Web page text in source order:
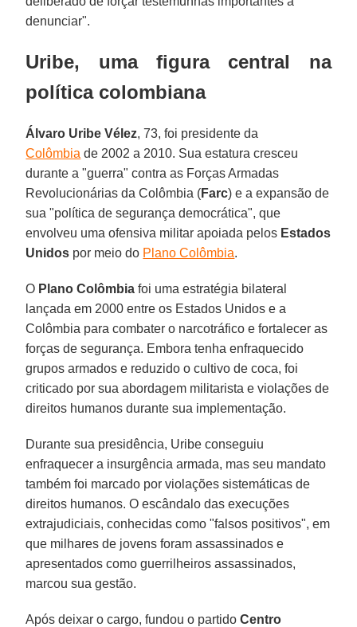
denunciar".
Uribe, uma figura central na
política colombiana
Álvaro Uribe Vélez, 73, foi presidente da
Colômbia de 2002 a 2010. Sua estatura cresceu
durante a "guerra" contra as Forças Armadas
Revolucionárias da Colômbia (Farc) e a expansão de
sua "política de segurança democrática", que
envolveu uma ofensiva militar apoiada pelos Estados
Unidos por meio do Plano Colômbia.
O Plano Colômbia foi uma estratégia bilateral
lançada em 2000 entre os Estados Unidos e a
Colômbia para combater o narcotráfico e fortalecer as
forças de segurança. Embora tenha enfraquecido
grupos armados e reduzido o cultivo de coca, foi
criticado por sua abordagem militarista e violações de
direitos humanos durante sua implementação.
Durante sua presidência, Uribe conseguiu
enfraquecer a insurgência armada, mas seu mandato
também foi marcado por violações sistemáticas de
direitos humanos. O escândalo das execuções
extrajudiciais, conhecidas como "falsos positivos", em
que milhares de jovens foram assassinados e
apresentados como guerrilheiros assassinados,
marcou sua gestão.
Após deixar o cargo, fundou o partidoCentro